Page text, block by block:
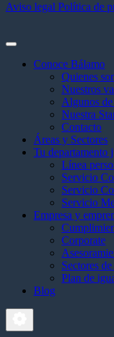
Aviso legal Política de
Conoce Bálamo
Quienes
Nuestros
Algunos
Nuestra
Contacto
Áreas y Sectores
Tu departamento
Línea
Servicio
Servicio
Servicio
Empresa y
Corporate
Sectores
Plan de
Blog